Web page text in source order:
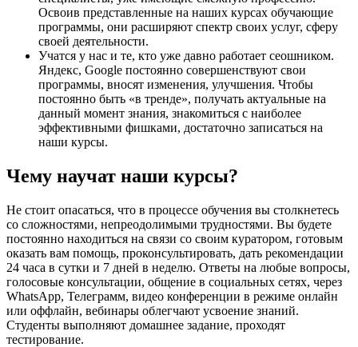
Освоив представленные на наших курсах обучающие
программы, они расширяют спектр своих услуг, сферу
своей деятельности.
Учатся у нас и те, кто уже давно работает сеошником.
Яндекс, Google постоянно совершенствуют свои
программы, вносят изменения, улучшения. Чтобы
постоянно быть «в тренде», получать актуальные на
данный момент знания, знакомиться с наиболее
эффективными фишками, достаточно записаться на
наши курсы.
Чему научат наши курсы?
Не стоит опасаться, что в процессе обучения вы столкнетесь
со сложностями, непреодолимыми трудностями. Вы будете
постоянно находиться на связи со своим куратором, готовым
оказать вам помощь, проконсультировать, дать рекомендации
24 часа в сутки и 7 дней в неделю. Ответы на любые вопросы,
голосовые консультации, общение в социальных сетях, через
WhatsApp, Телеграмм, видео конференции в режиме онлайн
или оффлайн, вебинары облегчают усвоение знаний.
Студенты выполняют домашнее задание, проходят
тестирование.